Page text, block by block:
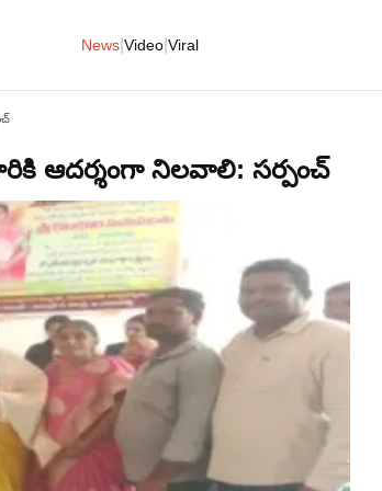
News Video Viral
ఆదర్శంగా నిలవాలి: సర్పంచ్